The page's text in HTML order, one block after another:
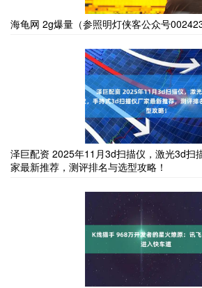
海龟网 2g爆量（参照明灯侠客公众号002423
泽巨配资 2025年11月3d扫描仪，激光3d扫
家最新推荐，测评排名与选型攻略！